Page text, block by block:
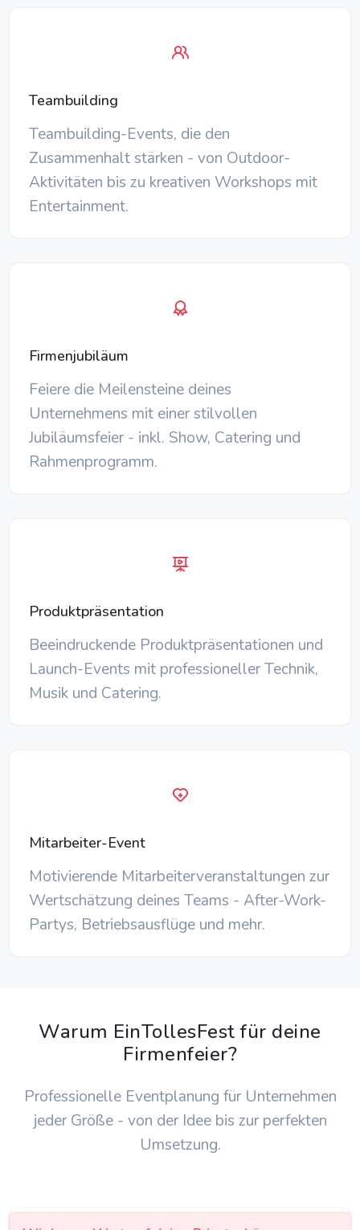
Teambuilding
Teambuilding-Events, die den
Zusammenhalt stärken - von Outdoor-
Aktivitäten bis zu kreativen Workshops mit
Entertainment.
Firmenjubiläum
Feiere die Meilensteine deines
Unternehmens mit einer stilvollen
Jubiläumsfeier - inkl. Show, Catering und
Rahmenprogramm.
Produktpräsentation
Beeindruckende Produktpräsentationen und
Launch-Events mit professioneller Technik,
Musik und Catering.
Mitarbeiter-Event
Motivierende Mitarbeiterveranstaltungen zur
Wertschätzung deines Teams - After-Work-
Partys, Betriebsausflüge und mehr.
Warum EinTollesFest für deine
Firmenfeier?
Professionelle Eventplanung für Unternehmen
jeder Größe - von der Idee bis zur perfekten
Umsetzung.